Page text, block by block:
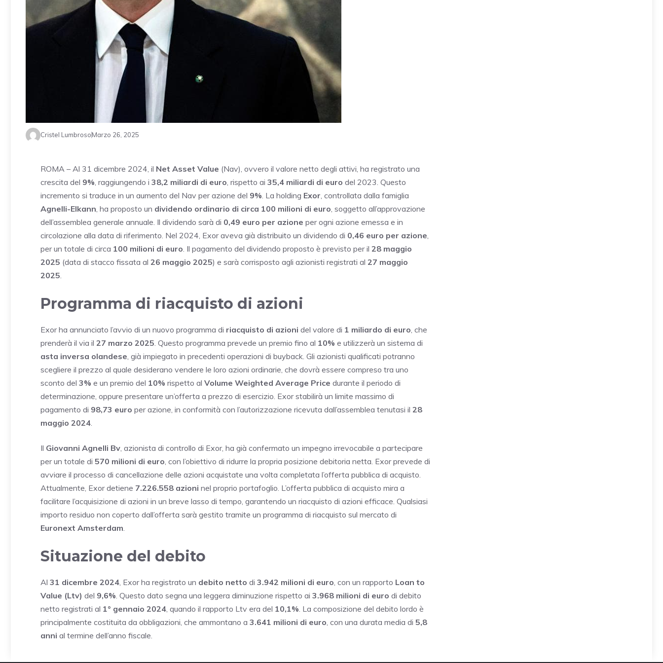
Cristel LumbrosoMarzo 26, 2025
ROMA – Al 31 dicembre 2024, il Net Asset Value (Nav), ovvero il valore netto degli attivi, ha registrato una
crescita del 9% , raggiungendo i 38,2 miliardi di euro , rispetto ai 35,4 miliardi di euro del 2023. Questo
incremento si traduce in un aumento del Nav per azione del 9% . La holding Exor , controllata dalla famiglia
Agnelli-Elkann , ha proposto un dividendo ordinario di circa 100 milioni di euro , soggetto all’approvazione
dell’assemblea generale annuale. Il dividendo sarà di 0,49 euro per azione per ogni azione emessa e in
circolazione alla data di riferimento. Nel 2024, Exor aveva già distribuito un dividendo di 0,46 euro per azione
per un totale di circa 100 milioni di euro . Il pagamento del dividendo proposto è previsto per il 28 maggio
2025 (data di stacco fissata al 26 maggio 2025) e sarà corrisposto agli azionisti registrati al 27 maggio
2025
Programma di riacquisto di azioni
Exor ha annunciato l’avvio di un nuovo programma di riacquisto di azioni del valore di 1 miliardo di euro , che
prenderà il via il 27 marzo 2025 . Questo programma prevede un premio fino al 10% e utilizzerà un sistema di
asta inversa olandese , già impiegato in precedenti operazioni di buyback. Gli azionisti qualificati potranno
scegliere il prezzo al quale desiderano vendere le loro azioni ordinarie, che dovrà essere compreso tra uno
sconto del 3% e un premio del 10% rispetto al Volume Weighted Average Price durante il periodo di
determinazione, oppure presentare un’offerta a prezzo di esercizio. Exor stabilirà un limite massimo di
pagamento di 98,73 euro per azione, in conformità con l’autorizzazione ricevuta dall’assemblea tenutasi il 28
maggio 2024
Il Giovanni Agnelli Bv , azionista di controllo di Exor, ha già confermato un impegno irrevocabile a partecipare
per un totale di 570 milioni di euro , con l’obiettivo di ridurre la propria posizione debitoria netta. Exor prevede di
avviare il processo di cancellazione delle azioni acquistate una volta completata l’offerta pubblica di acquisto.
Attualmente, Exor detiene 7.226.558 azioni nel proprio portafoglio. L’offerta pubblica di acquisto mira a
facilitare l’acquisizione di azioni in un breve lasso di tempo, garantendo un riacquisto di azioni efficace. Qualsiasi
importo residuo non coperto dall’offerta sarà gestito tramite un programma di riacquisto sul mercato di
Euronext Amsterdam
Situazione del debito
Al 31 dicembre 2024 , Exor ha registrato un debito netto di 3.942 milioni di euro , con un rapporto Loan to
Value (Ltv) del 9,6% . Questo dato segna una leggera diminuzione rispetto ai 3.968 milioni di euro di debito
netto registrati al 1° gennaio 2024 , quando il rapporto Ltv era del 10,1% . La composizione del debito lordo è
principalmente costituita da obbligazioni, che ammontano a 3.641 milioni di euro , con una durata media di 5,8
anni al termine dell’anno fiscale.